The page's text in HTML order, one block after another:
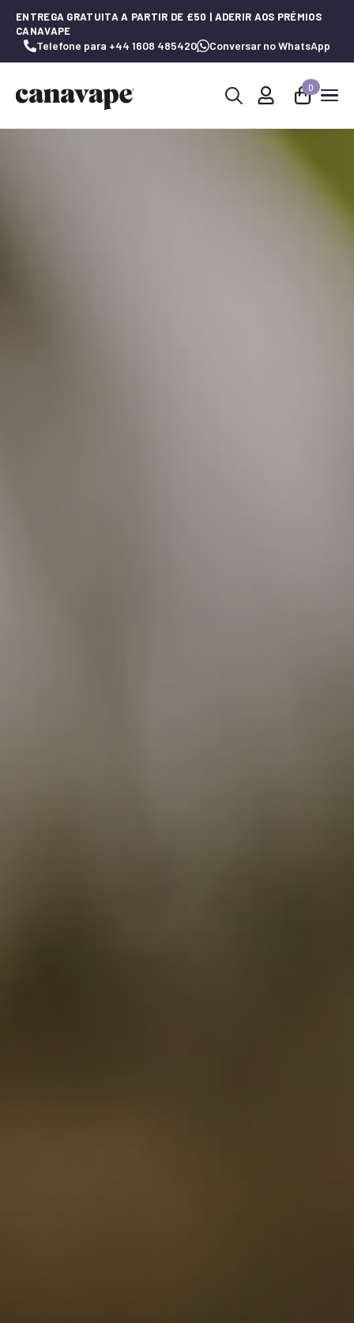
ENTREGA GRATUITA A PARTIR DE £50 | ADERIR AOS PRÉMIOS
CANAVAPE
Telefone para +44 1608 485420 Conversar no WhatsApp
0